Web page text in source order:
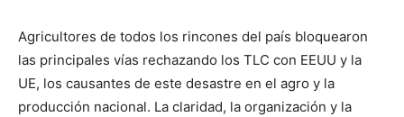
Agricultores de todos los rincones del país bloquearon
las principales vías rechazando los TLC con EEUU y la
UE, los causantes de este desastre en el agro y la
producción nacional. La claridad, la organización y la